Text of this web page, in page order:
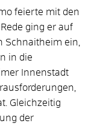
feierte mit den
ging er auf
Schnaitheim ein,
in die
Innenstadt
Gleichzeitig
der